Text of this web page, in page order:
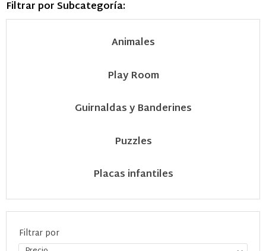
Filtrar por Subcategoría:
Animales
Play Room
Guirnaldas y Banderines
Puzzles
Placas infantiles
Filtrar por